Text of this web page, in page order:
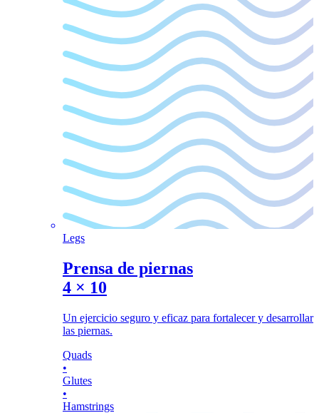
Legs
Prensa de piernas
4 × 10
Un ejercicio seguro y eficaz para fortalecer y desarrollar
las piernas.
Quads
•
Glutes
•
Hamstrings